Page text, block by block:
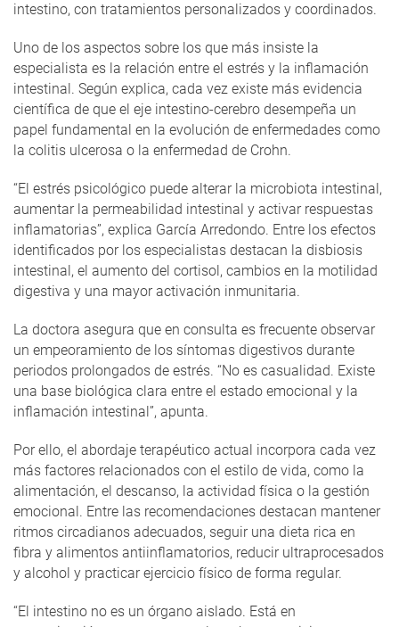
intestino, con tratamientos personalizados y coordinados.
Uno de los aspectos sobre los que más insiste la
especialista es la relación entre el estrés y la inflamación
intestinal. Según explica, cada vez existe más evidencia
científica de que el eje intestino-cerebro desempeña un
papel fundamental en la evolución de enfermedades como
la colitis ulcerosa o la enfermedad de Crohn.
“El estrés psicológico puede alterar la microbiota intestinal,
aumentar la permeabilidad intestinal y activar respuestas
inflamatorias”, explica García Arredondo. Entre los efectos
identificados por los especialistas destacan la disbiosis
intestinal, el aumento del cortisol, cambios en la motilidad
digestiva y una mayor activación inmunitaria.
La doctora asegura que en consulta es frecuente observar
un empeoramiento de los síntomas digestivos durante
periodos prolongados de estrés. “No es casualidad. Existe
una base biológica clara entre el estado emocional y la
inflamación intestinal”, apunta.
Por ello, el abordaje terapéutico actual incorpora cada vez
más factores relacionados con el estilo de vida, como la
alimentación, el descanso, la actividad física o la gestión
emocional. Entre las recomendaciones destacan mantener
ritmos circadianos adecuados, seguir una dieta rica en
fibra y alimentos antiinflamatorios, reducir ultraprocesados
y alcohol y practicar ejercicio físico de forma regular.
“El intestino no es un órgano aislado. Está en